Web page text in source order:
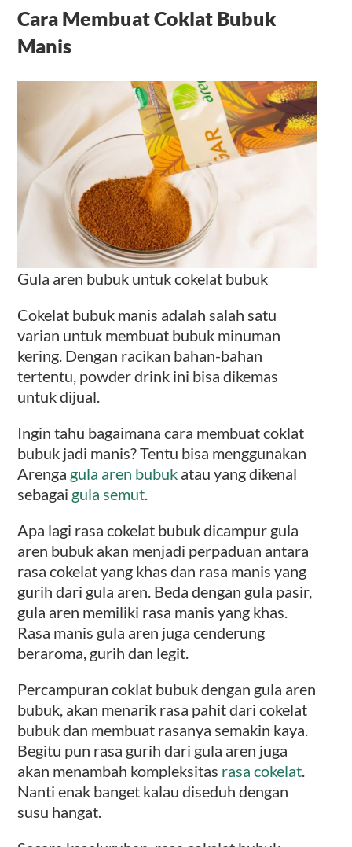
Cara Membuat Coklat Bubuk
Manis
Gula aren bubuk untuk cokelat bubuk
Cokelat bubuk manis adalah salah satu
varian untuk membuat bubuk minuman
kering. Dengan racikan bahan-bahan
tertentu, powder drink ini bisa dikemas
untuk dijual.
Ingin tahu bagaimana cara membuat coklat
bubuk jadi manis? Tentu bisa menggunakan
Arenga gula aren bubuk atau yang dikenal
sebagai gula semut.
Apa lagi rasa cokelat bubuk dicampur gula
aren bubuk akan menjadi perpaduan antara
rasa cokelat yang khas dan rasa manis yang
gurih dari gula aren. Beda dengan gula pasir,
gula aren memiliki rasa manis yang khas.
Rasa manis gula aren juga cenderung
beraroma, gurih dan legit.
Percampuran coklat bubuk dengan gula aren
bubuk, akan menarik rasa pahit dari cokelat
bubuk dan membuat rasanya semakin kaya.
Begitu pun rasa gurih dari gula aren juga
akan menambah kompleksitas rasa cokelat.
Nanti enak banget kalau diseduh dengan
susu hangat.